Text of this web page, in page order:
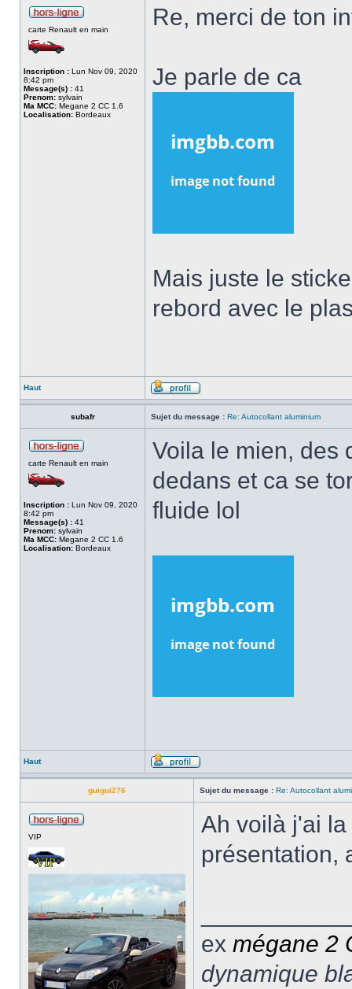
carte Renault en main
Inscription : Lun Nov 09, 2020
8:42 pm
Message(s) : 41
Prenom: sylvain
Ma MCC: Megane 2 CC 1.6
Localisation: Bordeaux
Re, merci de ton
Je parle de ca
Mais juste le
rebord avec le
Haut
subafr Sujet du message : Re: Autocollant aluminium
carte Renault en main
Inscription : Lun Nov 09, 2020
8:42 pm
Message(s) : 41
Prenom: sylvain
Ma MCC: Megane 2 CC 1.6
Localisation: Bordeaux
Voila le mien, des
dedans et ca se
fluide lol
Haut
guigui276 Sujet du message : Re: Autocollant
VIP
Ah voilà j'ai
présentation,
ex mégane 2
dynamique